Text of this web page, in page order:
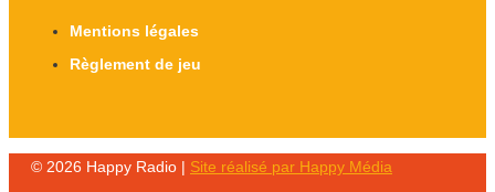
Mentions légales
Règlement de jeu
© 2026 Happy Radio | Site réalisé par Happy Média